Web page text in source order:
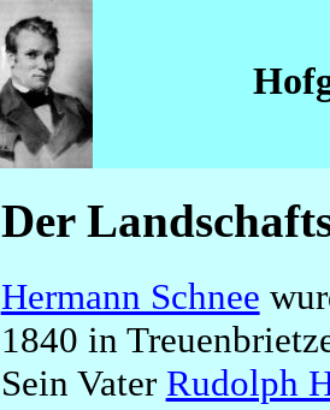
Der
Hermann Schnee
1840 in
Sein Vater Rudolph